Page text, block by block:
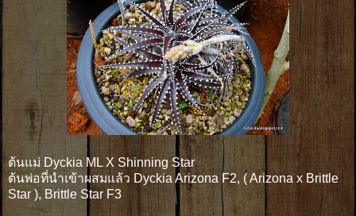
ต้นแม่ Dyckia ML X Shinning Star
ต้นพ่อที่นำเข้าผสมแล้ว Dyckia Arizona F2, ( Arizona x Brittle
Star ), Brittle Star F3